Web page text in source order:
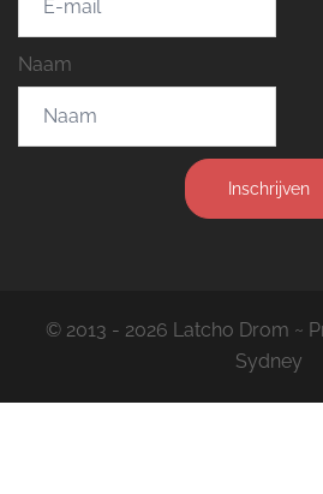
Naam
Inschrijven
© 2013 - 2026 Latcho Drom ~
Sydney